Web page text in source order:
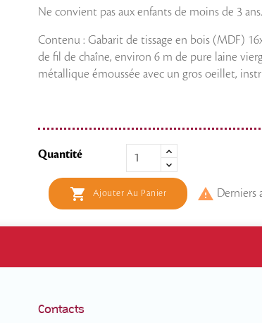
Ne convient pas aux enfants de moins de 3 ans.
Contenu : Gabarit de tissage en bois (MDF)
de fil de chaîne, environ 6 m de pure laine
métallique émoussée avec un gros oeillet,
Quantité
 Ajouter Au Panier  Derniers
Contacts